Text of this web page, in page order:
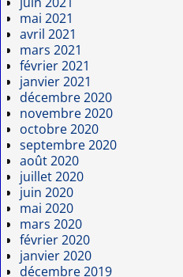
mai 2021
avril 2021
mars 2021
février 2021
janvier 2021
décembre 2020
novembre 2020
octobre 2020
septembre 2020
août 2020
juillet 2020
juin 2020
mai 2020
mars 2020
février 2020
janvier 2020
décembre 2019